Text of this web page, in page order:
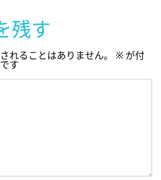
残す
れることはありません。 ※ が付
す